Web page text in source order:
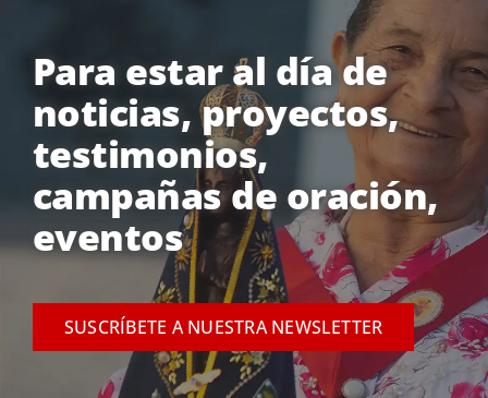
Para estar al día de
noticias, proyectos,
testimonios,
campañas de oración,
eventos
SUSCRÍBETE A NUESTRA NEWSLETTER